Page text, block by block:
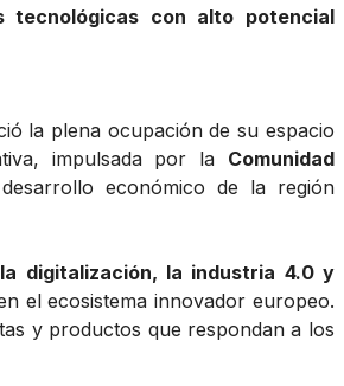
tecnológicas con alto potencial
la plena ocupación de su espacio
impulsada por la Comunidad
económico de la región
la digitalización, la industria 4.0 y
el ecosistema innovador europeo.
y productos que respondan a los